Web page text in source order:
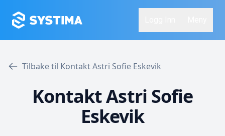
Tilbake til Kontakt Astri Sofie Eskevik
Kontakt Astri Sofie
Eskevik